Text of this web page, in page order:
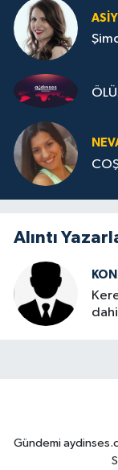
Alıntı
Gündemi